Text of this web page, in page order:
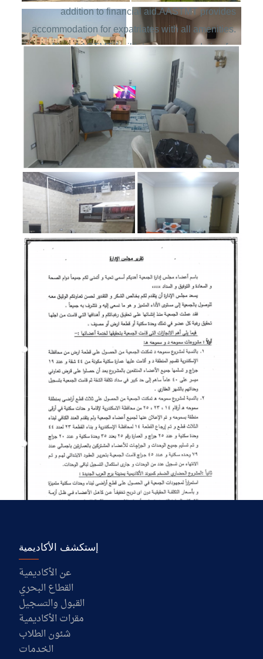
Student Accommodation - El Alamein Campus
Student Accommodation in Port Said campus -
Port Said Campus​​​​​​​
2022 - 2023
addition to financial aid.AASTMT provides
accommodation for expatriates with all amenities.
Also, AASTMT facilitates accommodation for
employees at cost price, in addition to financial
إستكشف الأكاديمية
عن الأكاديمية
القطاع البحري
القبول والتسجيل
مقرات الأكاديمية
شئون الطلاب
الخدمات